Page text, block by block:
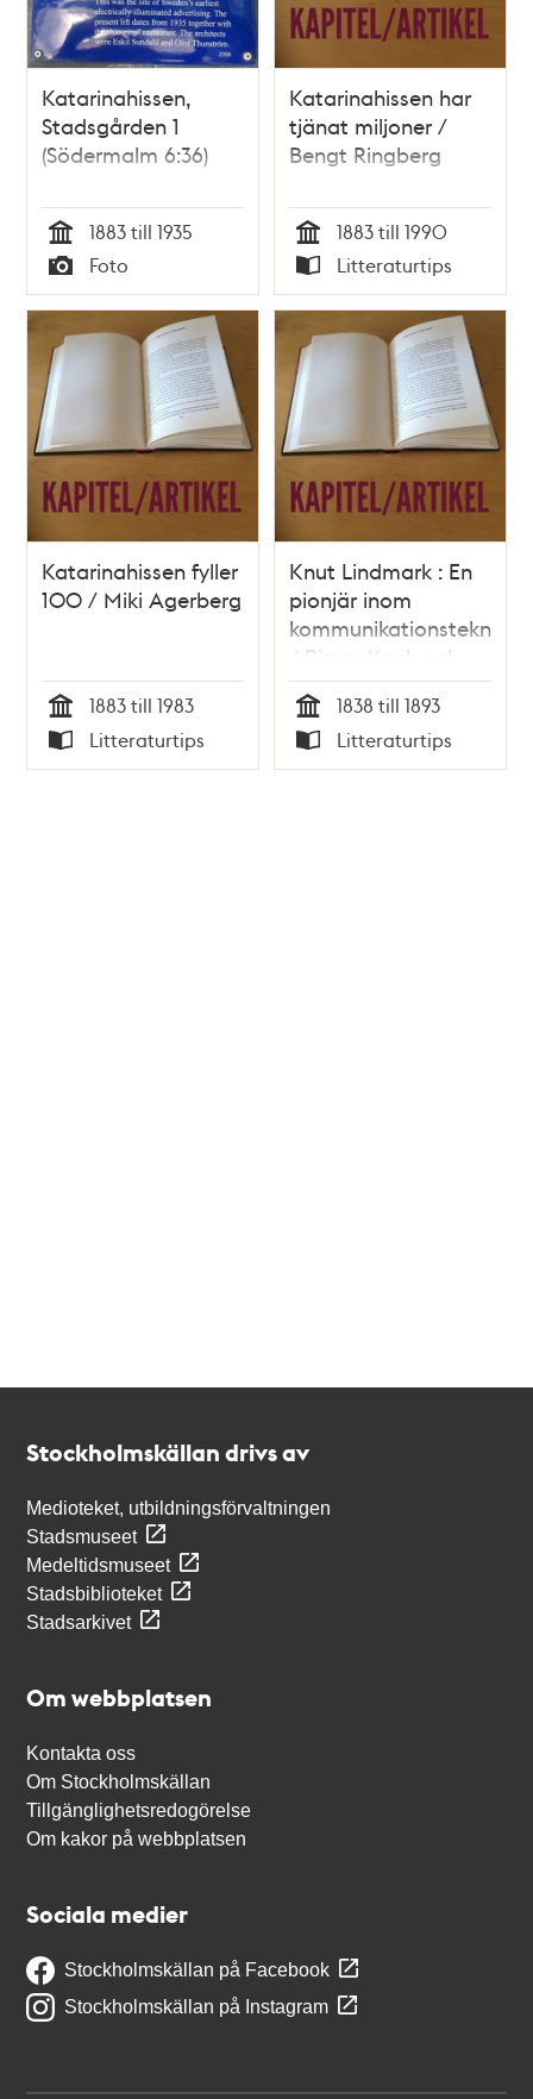
Katarinahissen,
Stadsgården 1
(Södermalm 6:36)
Tid
1883 till 1935
Typ
Foto
Katarinahissen har
tjänat miljoner /
Bengt Ringberg
Tid
1883 till 1990
Typ
Litteraturtips
Katarinahissen fyller
100 / Miki Agerberg
Tid
1883 till 1983
Typ
Litteraturtips
Knut Lindmark : En
pionjär inom
kommunikationstekniken
/ Birger Kock och
Fredrik Schütz
Tid
1838 till 1893
Typ
Litteraturtips
Stockholmskällan drivs av
Medioteket, utbildningsförvaltningen
Stadsmuseet
Medeltidsmuseet
Stadsbiblioteket
Stadsarkivet
Om webbplatsen
Kontakta oss
Om Stockholmskällan
Tillgänglighetsredogörelse
Om kakor på webbplatsen
Sociala medier
Stockholmskällan på Facebook
Stockholmskällan på Instagram